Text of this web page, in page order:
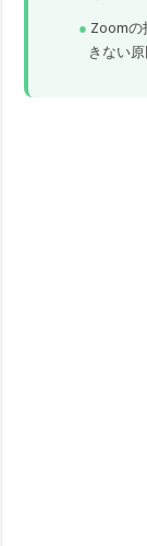
Zoomの
きない